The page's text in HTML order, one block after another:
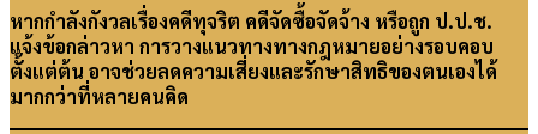
หากกำลังกังวลเรื่องคดีทุจริต คดีจัดซื้อจัดจ้าง หรือถูก ป.ป.ช.
แจ้งข้อกล่าวหา การวางแนวทางทางกฎหมายอย่างรอบคอบ
ตั้งแต่ต้น อาจช่วยลดความเสี่ยงและรักษาสิทธิของตนเองได้
มากกว่าที่หลายคนคิด